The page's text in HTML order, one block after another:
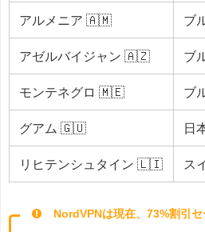
アルメニア 🇦🇲 ブ
アゼルバイジャン 🇦🇿 ブ
モンテネグロ 🇲🇪 ブ
グアム 🇬🇺 日
リヒテンシュタイン 🇱🇮 ス
NordVPNは現在、73%割引